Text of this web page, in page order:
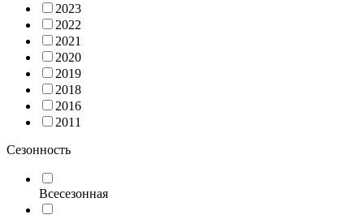
2023
2022
2021
2020
2019
2018
2016
2011
Сезонность
Всесезонная